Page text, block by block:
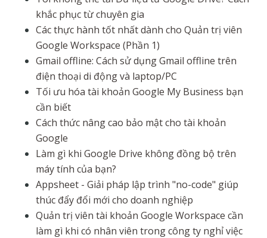
khắc phục từ chuyên gia
Các thực hành tốt nhất dành cho Quản trị viên
Google Workspace (Phần 1)
Gmail offline: Cách sử dụng Gmail offline trên
điện thoại di động và laptop/PC
Tối ưu hóa tài khoản Google My Business bạn
cần biết
Cách thức nâng cao bảo mật cho tài khoản
Google
Làm gì khi Google Drive không đồng bộ trên
máy tính của bạn?
Appsheet - Giải pháp lập trình "no-code" giúp
thúc đẩy đổi mới cho doanh nghiệp
Quản trị viên tài khoản Google Workspace cần
làm gì khi có nhân viên trong công ty nghỉ việc